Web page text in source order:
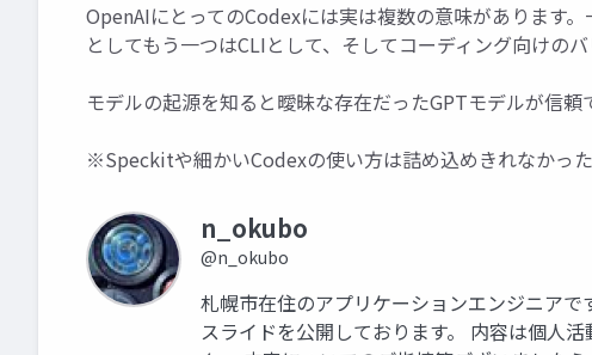
OpenAIにとってのCodexには実は複数の意味があります
としてもう一つはCLIとして、そしてコーディング向けのバ
モデルの起源を知ると曖昧な存在だったGPTモデルが信頼
※Speckitや細かいCodexの使い方は詰め込めきれなかっ
n_okubo
@n_okubo
札幌市在住のアプリケーションエンジニア
スライドを公開しております。 内容は個人